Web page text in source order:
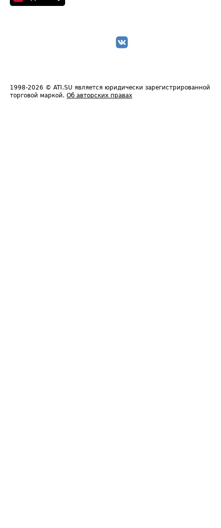
1998-2026 © ATI.SU является юридически зарегистрированной
торговой маркой. Об авторских правах